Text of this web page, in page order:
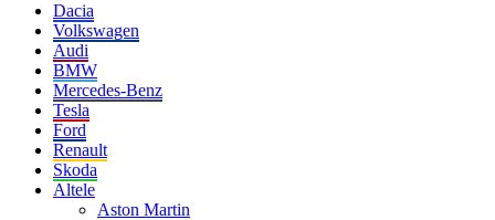
Dacia
Volkswagen
Audi
BMW
Mercedes-Benz
Tesla
Ford
Renault
Skoda
Altele
Aston Martin